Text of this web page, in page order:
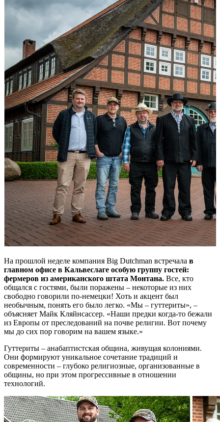
На прошлой неделе компания Big Dutchman встречала в
главном офисе в Кальвеслаге особую группу гостей:
фермеров из американского штата Монтана. Все, кто
общался с гостями, были поражены – некоторые из них
свободно говорили по-немецки! Хоть и акцент был
необычным, понять его было легко. «Мы – гуттериты», –
объясняет Майк Кляйнсассер. «Наши предки когда-то бежали
из Европы от преследований на почве религии. Вот почему
мы до сих пор говорим на вашем языке.»
Гуттериты – анабаптистская община, живущая колониями.
Они формируют уникальное сочетание традиций и
современности – глубоко религиозные, организованные в
общины, но при этом прогрессивные в отношении
технологий.